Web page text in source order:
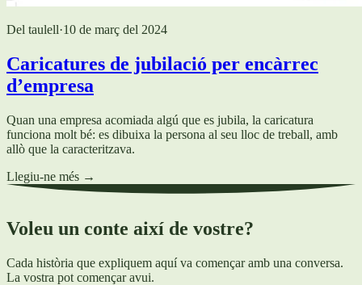
Del taulell·10 de març del 2024
Caricatures de jubilació per encàrrec
d’empresa
Quan una empresa acomiada algú que es jubila, la caricatura
funciona molt bé: es dibuixa la persona al seu lloc de treball, amb
allò que la caracteritzava.
Llegiu-ne més →
Voleu un conte així de vostre?
Cada història que expliquem aquí va començar amb una conversa.
La vostra pot començar avui.